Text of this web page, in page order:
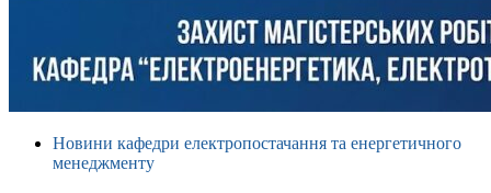
Новини кафедри електропостачання та енергетичного
менеджменту